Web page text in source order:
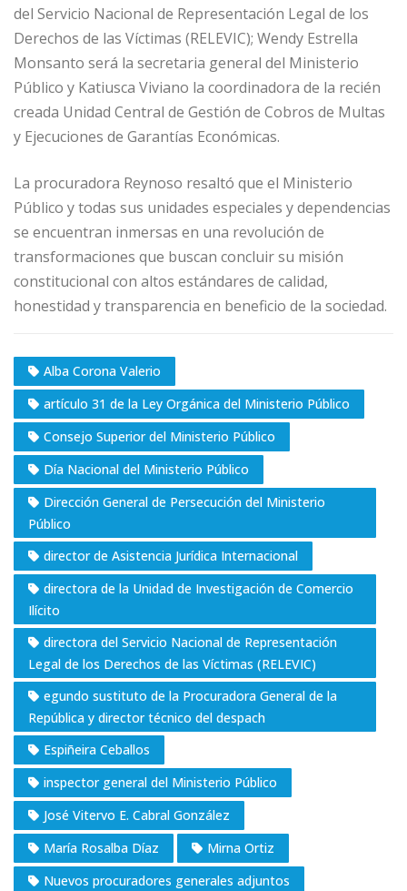
del Servicio Nacional de Representación Legal de los
Derechos de las Víctimas (RELEVIC); Wendy Estrella
Monsanto será la secretaria general del Ministerio
Público y Katiusca Viviano la coordinadora de la recién
creada Unidad Central de Gestión de Cobros de Multas
y Ejecuciones de Garantías Económicas.
La procuradora Reynoso resaltó que el Ministerio
Público y todas sus unidades especiales y dependencias
se encuentran inmersas en una revolución de
transformaciones que buscan concluir su misión
constitucional con altos estándares de calidad,
honestidad y transparencia en beneficio de la sociedad.
Alba Corona Valerio
artículo 31 de la Ley Orgánica del Ministerio Público
Consejo Superior del Ministerio Público
Día Nacional del Ministerio Público
Dirección General de Persecución del Ministerio
Público
director de Asistencia Jurídica Internacional
directora de la Unidad de Investigación de Comercio
Ilícito
directora del Servicio Nacional de Representación
Legal de los Derechos de las Víctimas (RELEVIC)
egundo sustituto de la Procuradora General de la
República y director técnico del despach
Espiñeira Ceballos
inspector general del Ministerio Público
José Vitervo E. Cabral González
María Rosalba Díaz
Mirna Ortiz
Nuevos procuradores generales adjuntos